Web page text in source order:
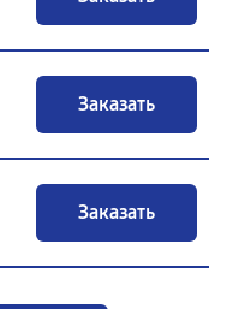
Заказать
Заказать